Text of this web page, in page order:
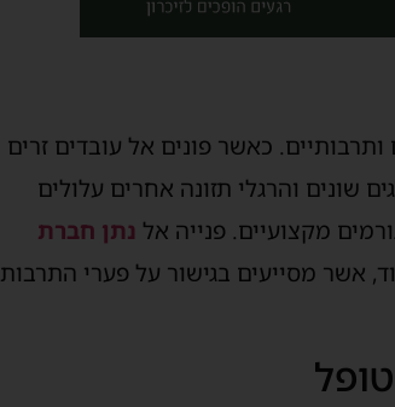
כאשר פונים אל עובדים זרים
והרגלי תזונה אחרים עלולים
מקצועיים. פנייה אל נתן חברת
אשר מסייעים בגישור על פערי התרבות